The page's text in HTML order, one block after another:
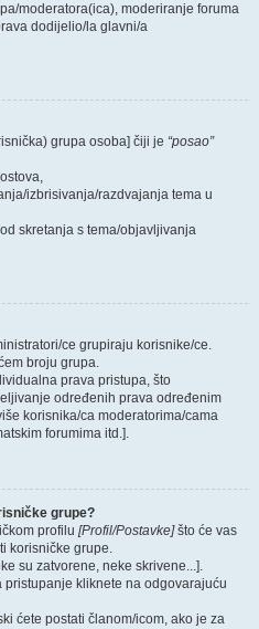
moderatora(ica), moderiranje foruma
dodijelio/la glavni/a
grupa osoba] čiji je “posao”
izbrisivanja/razdvajanja tema u
skretanja s tema/objavljivanja
ce grupiraju korisnike/ce.
broju grupa.
prava pristupa, što
određenih prava određenim
korisnika/ca moderatorima/cama
forumima itd.].
grupe?
profilu [Profil/Postavke]što će vas
korisničke grupe.
su zatvorene, neke skrivene...].
kliknete na odgovarajuću
ćete postati članom/icom, ako je za